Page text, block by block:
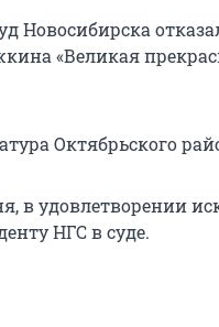
Новосибирска
«Великая
Октябрьского
в удовлетворении
НГС в суде.